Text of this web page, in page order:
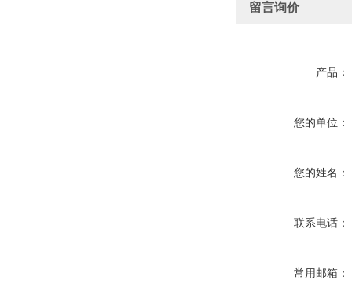
留言询价
产品：
您的单位：
您的姓名：
联系电话：
常用邮箱：